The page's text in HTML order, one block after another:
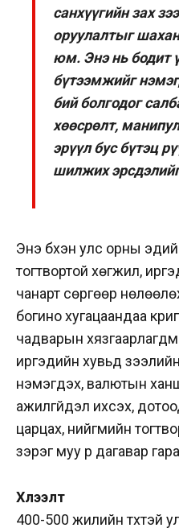
санхүүгийн зах
оруулалтыг
юм. Энэ нь бодит
бүтээмжийг
бий болгодог
хөөсрөлт,
эрүүл бус бүтэц
шилжих
Энэ бүхэн улс орны
тогтвортой хөгжил,
чанарт сөргөөр
богино хугацаандаа
чадварын
иргэдийн хувьд зээлийн
нэмэгдэх, валютын
ажилгүйдэл ихсэх,
царцах, нийгмийн
зэрэг муу үр дагавар
Хүлээлт
400-500 жилийн түүхтэй